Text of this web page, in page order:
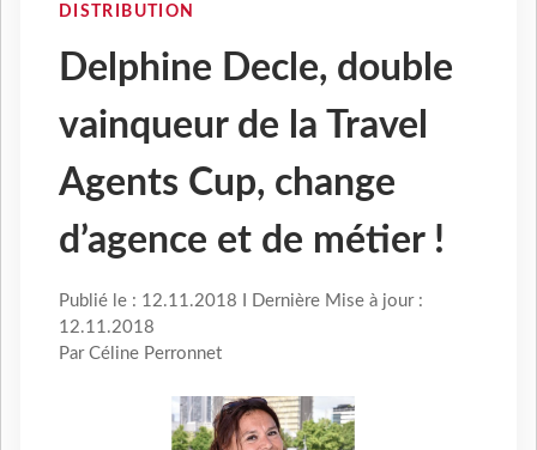
DISTRIBUTION
Delphine Decle, double
vainqueur de la Travel
Agents Cup, change
d’agence et de métier !
Publié le : 12.11.2018 I Dernière Mise à jour :
12.11.2018
Par Céline Perronnet